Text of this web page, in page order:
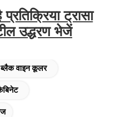
ट्रासा
उद्धरण भेजें
वाइन कूलर